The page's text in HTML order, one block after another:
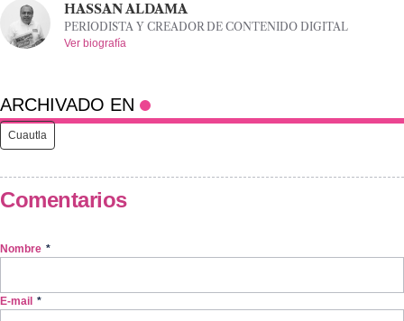
HASSAN ALDAMA
PERIODISTA Y CREADOR DE CONTENIDO DIGITAL
Ver biografía
ARCHIVADO EN
Cuautla
Comentarios
Nombre *
E-mail *